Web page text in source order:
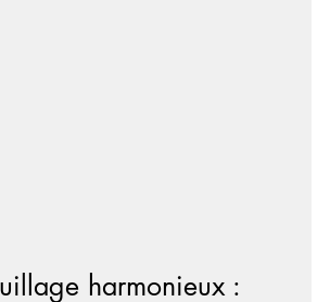
harmonieux :